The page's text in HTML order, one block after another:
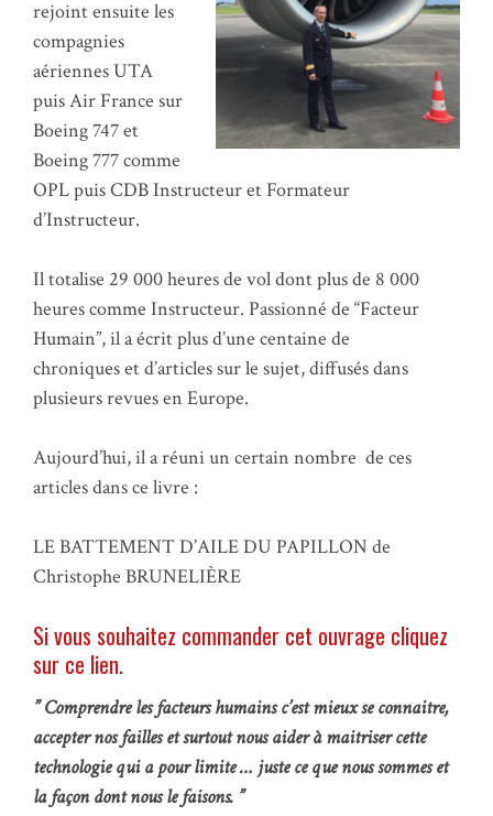
rejoint ensuite les
compagnies
aériennes UTA
puis Air France sur
Boeing 747 et
Boeing 777 comme
OPL puis CDB Instructeur et Formateur
d’Instructeur.
Il totalise 29 000 heures de vol dont plus de 8 000
heures comme Instructeur. Passionné de “Facteur
Humain”, il a écrit plus d’une centaine de
chroniques et d’articles sur le sujet, diffusés dans
plusieurs revues en Europe.
Aujourd’hui, il a réuni un certain nombre de ces
articles dans ce livre :
LE BATTEMENT D’AILE DU PAPILLON de
Christophe BRUNELIÈRE
Si vous souhaitez commander cet ouvrage cliquez
sur ce lien.
” Comprendre les facteurs humains c’est mieux se connaitre,
accepter nos failles et surtout nous aider à maitriser cette
technologie qui a pour limite … juste ce que nous sommes et
la façon dont nous le faisons. ”